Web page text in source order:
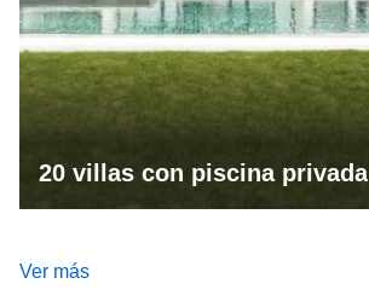
20 villas con piscina privada
Ver más